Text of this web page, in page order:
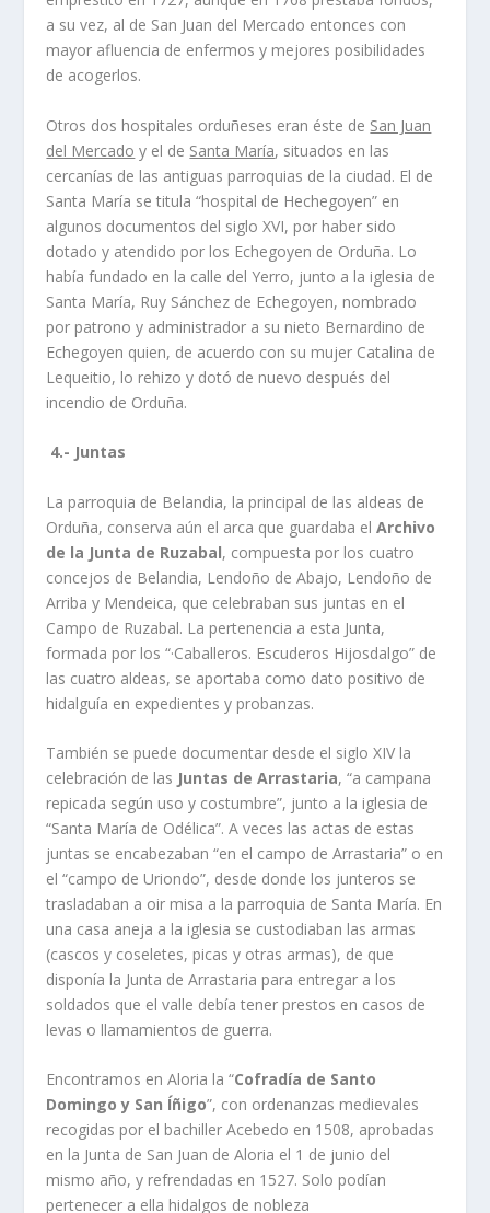
a su vez, al de San Juan del Mercado entonces con
mayor afluencia de enfermos y mejores posibilidades
de acogerlos.
Otros dos hospitales orduñeses eran éste de San Juan
del Mercado y el de Santa María, situados en las
cercanías de las antiguas parroquias de la ciudad. El de
Santa María se titula “hospital de Hechegoyen” en
algunos documentos del siglo XVI, por haber sido
dotado y atendido por los Echegoyen de Orduña. Lo
había fundado en la calle del Yerro, junto a la iglesia de
Santa María, Ruy Sánchez de Echegoyen, nombrado
por patrono y administrador a su nieto Bernardino de
Echegoyen quien, de acuerdo con su mujer Catalina de
Lequeitio, lo rehizo y dotó de nuevo después del
incendio de Orduña.
4.- Juntas
La parroquia de Belandia, la principal de las aldeas de
Orduña, conserva aún el arca que guardaba elArchivo
de la Junta de Ruzabal, compuesta por los cuatro
concejos de Belandia, Lendoño de Abajo, Lendoño de
Arriba y Mendeica, que celebraban sus juntas en el
Campo de Ruzabal. La pertenencia a esta Junta,
formada por los “·Caballeros. Escuderos Hijosdalgo” de
las cuatro aldeas, se aportaba como dato positivo de
hidalguía en expedientes y probanzas.
También se puede documentar desde el siglo XIV la
celebración de las Juntas de Arrastaria, “a campana
repicada según uso y costumbre”, junto a la iglesia de
“Santa María de Odélica”. A veces las actas de estas
juntas se encabezaban “en el campo de Arrastaria” o en
el “campo de Uriondo”, desde donde los junteros se
trasladaban a oir misa a la parroquia de Santa María. En
una casa aneja a la iglesia se custodiaban las armas
(cascos y coseletes, picas y otras armas), de que
disponía la Junta de Arrastaria para entregar a los
soldados que el valle debía tener prestos en casos de
levas o llamamientos de guerra.
Encontramos en Aloria la “Cofradía de Santo
Domingo y San Íñigo”, con ordenanzas medievales
recogidas por el bachiller Acebedo en 1508, aprobadas
en la Junta de San Juan de Aloria el 1 de junio del
mismo año, y refrendadas en 1527. Solo podían
pertenecer a ella hidalgos de nobleza